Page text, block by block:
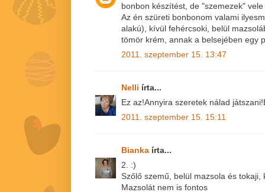
bonbon készítést, de "szemezek"
Az én szüreti bonbonom valami
alakú), kívül fehércsoki, belül
tömör krém, annak a belsejében egy
2011. szeptember 15. 13:47
Nelli írta...
Ez az!Annyira szeretek nálad
2011. szeptember 15. 15:11
Bianka írta...
2. :)
Szőlő szemű, belül mazsola és
Mazsolát nem is fontos